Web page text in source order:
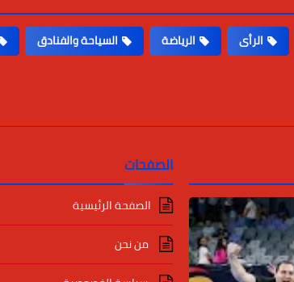
الرأى الرياضة السياحة والفنادق
الصفحات
الصفحة الرئيسية
من نحن